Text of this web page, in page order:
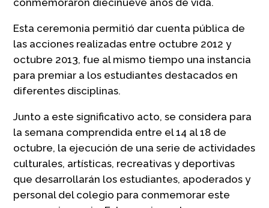
conmemoraron diecinueve años de vida.
Esta ceremonia permitió dar cuenta pública de
las acciones realizadas entre octubre 2012 y
octubre 2013, fue al mismo tiempo una instancia
para premiar a los estudiantes destacados en
diferentes disciplinas.
Junto a este significativo acto, se considera para
la semana comprendida entre el 14 al 18 de
octubre, la ejecución de una serie de actividades
culturales, artísticas, recreativas y deportivas
que desarrollarán los estudiantes, apoderados y
personal del colegio para conmemorar este